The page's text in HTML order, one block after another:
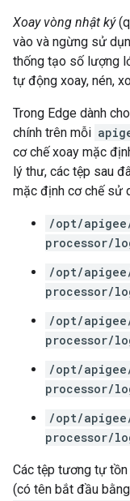
Xoay vòng nhật ký
vào và ngừng sử
thống tạo số lượng
tự động xoay, nén,
Trong Edge dành
chính trên mỗi
cơ chế xoay mặc
lý thư, các tệp sau
mặc định cơ chế sử
/opt/
processor/
/opt/
processor/
/opt/
processor/
/opt/
processor/
/opt/
processor/
Các tệp tương tự
(có tên bắt đầu bằng